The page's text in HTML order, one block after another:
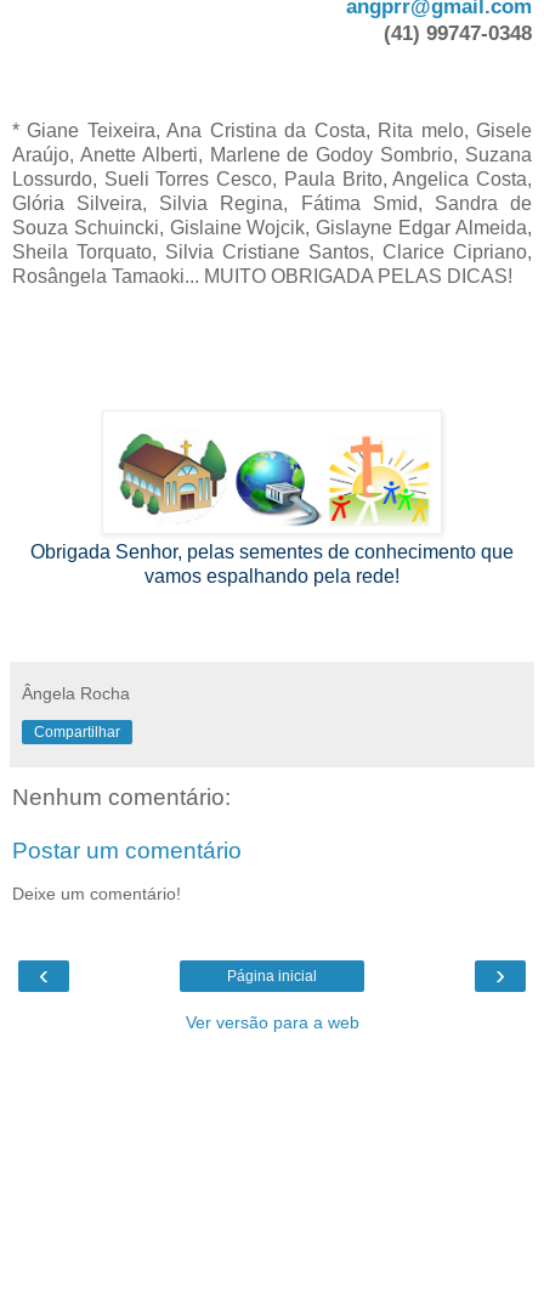
angprr@gmail.com
(41) 99747-0348
* Giane Teixeira, Ana Cristina da Costa, Rita melo, Gisele
Araújo, Anette Alberti, Marlene de Godoy Sombrio, Suzana
Lossurdo, Sueli Torres Cesco, Paula Brito, Angelica Costa,
Glória Silveira, Silvia Regina, Fátima Smid, Sandra de
Souza Schuincki, Gislaine Wojcik, Gislayne Edgar Almeida,
Sheila Torquato, Silvia Cristiane Santos, Clarice Cipriano,
Rosângela Tamaoki... MUITO OBRIGADA PELAS DICAS!
Obrigada Senhor, pelas sementes de conhecimento que
vamos espalhando pela rede!
Ângela Rocha
Compartilhar
Nenhum comentário:
Postar um comentário
Deixe um comentário!
‹ ›
Página inicial
Ver versão para a web